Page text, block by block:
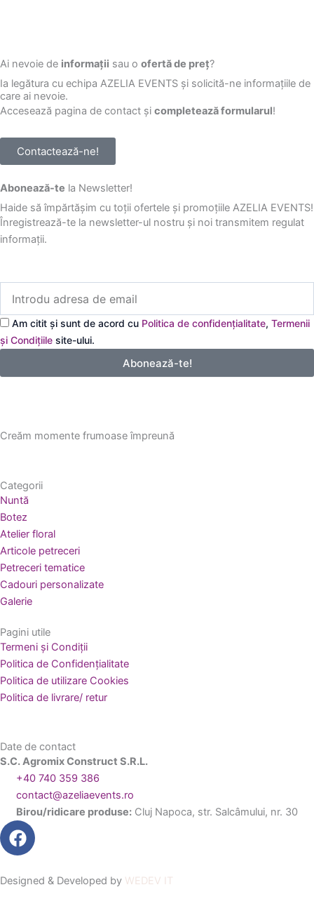
Ai nevoie de informații sau o ofertă de preț?
Ia legătura cu echipa AZELIA EVENTS și solicită-ne informațiile de
care ai nevoie.
Accesează pagina de contact și completează formularul!
Contactează-ne!
Abonează-te la Newsletter!
Haide să împărtășim cu toții ofertele și promoțiile AZELIA EVENTS!
Înregistrează-te la newsletter-ul nostru și noi transmitem regulat
informații.
adresa
de
email
Am citit și sunt de acord cu Politica de confidențialitate, Termenii
și Condițiile site-ului.
Abonează-te!
Creăm momente frumoase împreună
Categorii
Nuntă
Botez
Atelier floral
Articole petreceri
Petreceri tematice
Cadouri personalizate
Galerie
Pagini utile
Termeni și Condiții
Politica de Confidențialitate
Politica de utilizare Cookies
Politica de livrare/ retur
Date de contact
S.C. Agromix Construct S.R.L.
+40 740 359 386
contact@azeliaevents.ro
Birou/ridicare produse: Cluj Napoca, str. Salcâmului, nr. 30
F
a
e
Designed & Developed by WEDEV IT